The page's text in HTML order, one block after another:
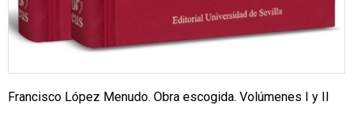
Francisco López Menudo. Obra escogida. Volúmenes I y II